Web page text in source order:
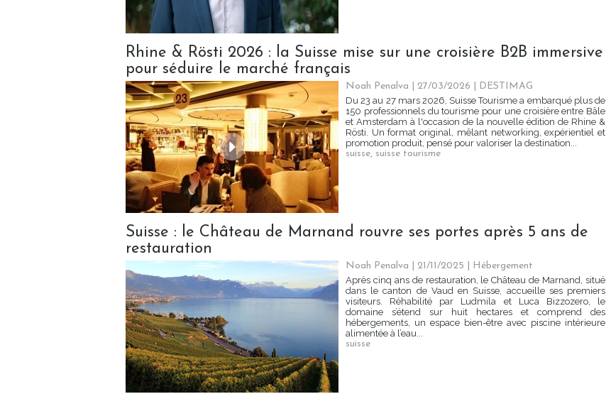
Rhine & Rösti 2026 : la Suisse mise sur une croisière B2B immersive
pour séduire le marché français
Noah Penalva | 27/03/2026
DESTIMAG
Du 23 au 27 mars 2026, Suisse Tourisme a embarqué plus de
150 professionnels du tourisme pour une croisière entre Bâle
et Amsterdam à l'occasion de la nouvelle édition de Rhine &
Rösti. Un format original, mêlant networking, expérientiel et
promotion produit, pensé pour valoriser la destination...
suisse, suisse tourisme
Suisse : le Château de Marnand rouvre ses portes après 5 ans de
restauration
Noah Penalva | 21/11/2025
Hébergement
Après cinq ans de restauration, le Château de Marnand, situé
dans le canton de Vaud en Suisse, accueille ses premiers
visiteurs. Réhabilité par Ludmila et Luca Bizzozero, le
domaine s’étend sur huit hectares et comprend des
hébergements, un espace bien-être avec piscine intérieure
alimentée à l’eau...
suisse